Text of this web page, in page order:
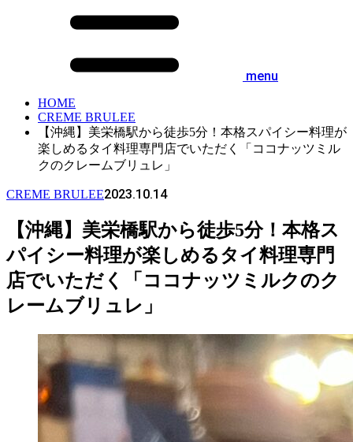
menu
HOME
CREME BRULEE
【沖縄】美栄橋駅から徒歩5分！本格スパイシー料理が
楽しめるタイ料理専門店でいただく「ココナッツミル
クのクレームブリュレ」
CREME BRULEE2023.10.14
【沖縄】美栄橋駅から徒歩5分！本格ス
パイシー料理が楽しめるタイ料理専門
店でいただく「ココナッツミルクのク
レームブリュレ」